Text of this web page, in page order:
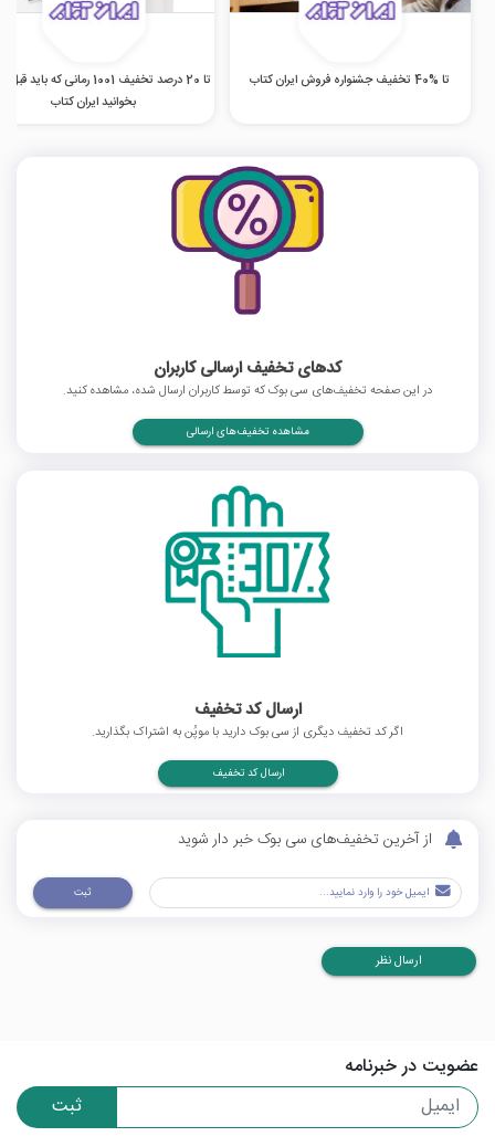
تا %40 تخفیف جشنواره فروش ایران کتاب
تا 20 درصد تخفیف 1001 رمانی که
بخوانید ایران کتاب
کدهای تخفیف ارسالی کاربران
در این صفحه تخفیف‌های سی بوک که توسط کاربران ارسال شده، مشاهده کنید.
مشاهده تخفیف‌های ارسالی
ارسال کد تخفیف
اگر کد تخفیف دیگری از سی بوک دارید با موپُن به اشتراک بگذارید.
ارسال کد تخفیف
از آخرین تخفیف‌های سی بوک خبر دار شوید
ثبت
ارسال نظر
عضویت در خبرنامه
ثبت